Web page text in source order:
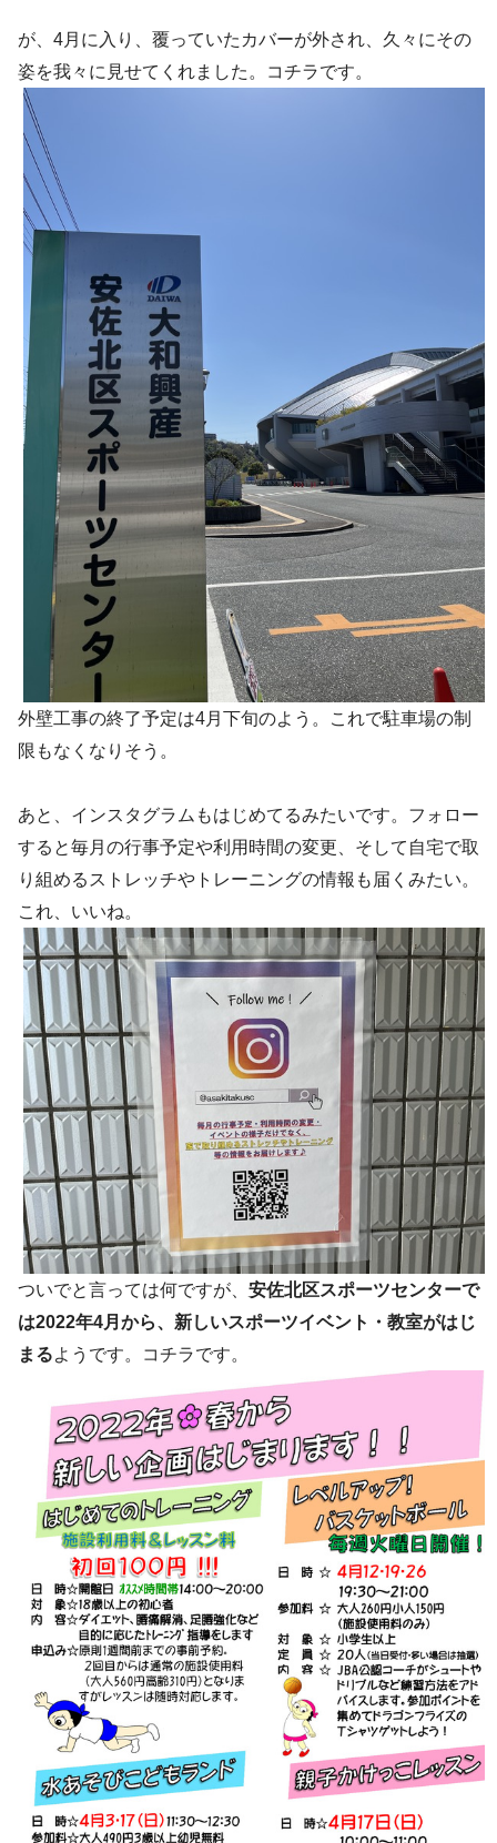
が、4月に入り、覆っていたカバーが外され、久々にその
姿を我々に見せてくれました。コチラです。
外壁工事の終了予定は4月下旬のよう。これで駐車場の制
限もなくなりそう。
あと、インスタグラムもはじめてるみたいです。フォロー
すると毎月の行事予定や利用時間の変更、そして自宅で取
り組めるストレッチやトレーニングの情報も届くみたい。
これ、いいね。
ついでと言っては何ですが、 安佐北区スポーツセンターで
は2022年4月から、新しいスポーツイベント・教室がはじ
まるようです。コチラです。